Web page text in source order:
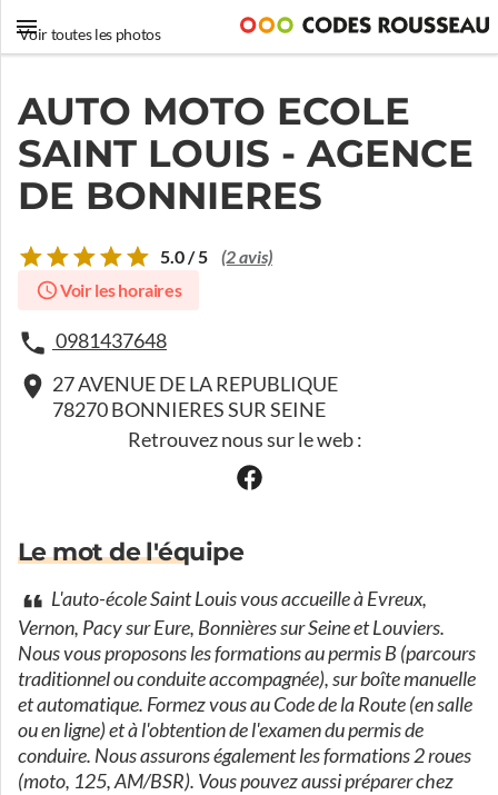
Voir toutes les photos
AUTO MOTO ECOLE
SAINT LOUIS - AGENCE
DE BONNIERES
5.0 / 5 (2 avis)
Voir les horaires
0981437648
27 AVENUE DE LA REPUBLIQUE
78270 BONNIERES SUR SEINE
Retrouvez nous sur le web :
Le mot de l'équipe
L'auto-école Saint Louis vous accueille à Evreux,
Vernon, Pacy sur Eure, Bonnières sur Seine et Louviers.
Nous vous proposons les formations au permis B (parcours
traditionnel ou conduite accompagnée), sur boîte manuelle
et automatique. Formez vous au Code de la Route (en salle
ou en ligne) et à l'obtention de l'examen du permis de
conduire. Nous assurons également les formations 2 roues
(moto, 125, AM/BSR). Vous pouvez aussi préparer chez